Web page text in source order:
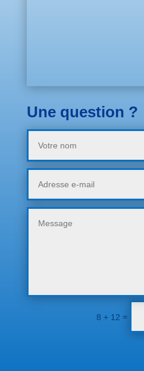
Une question ?
8 + 12 =